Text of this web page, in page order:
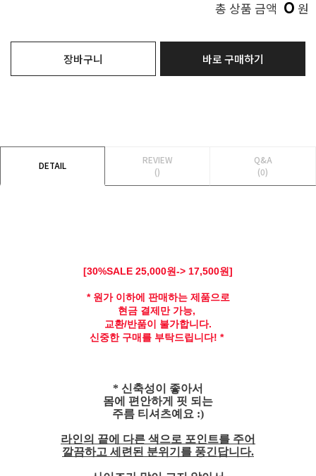
총 상품 금액 0 원
장바구니 바로 구매하기
DETAIL
REVIEW
()
Q&A
(0)
[30%SALE 25,000원-> 17,500원]
* 원가 이하에 판매하는 제품으로
현금 결제만 가능,
교환/반품이 불가합니다.
신중한 구매를 부탁드립니다! *
* 신축성이 좋아서
몸에 편안하게 핏 되는
주름 티셔츠예요 :)
라인의 끝에 다른 색으로 포인트를 주어
깔끔하고 세련된 분위기를 풍긴답니다.